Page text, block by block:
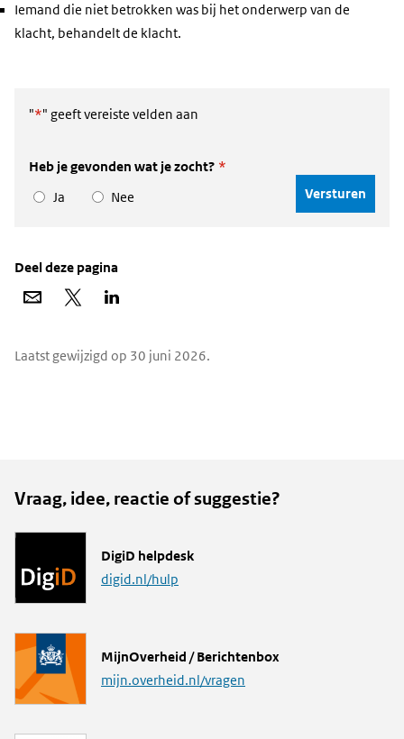
Iemand die niet betrokken was bij het onderwerp van de
klacht, behandelt de klacht.
"*" geeft vereiste velden aan
Heb je gevonden wat je zocht? *
Ja
Nee
Deel deze pagina
Deel
Deel
Widgetruimte
Laatst gewijzigd op 30 juni 2026.
Vraag, idee, reactie of suggestie?
L
i
DigiD helpdesk
digid.nl/hulp
L
i
MijnOverheid / Berichtenbox
mijn.overheid.nl/vragen